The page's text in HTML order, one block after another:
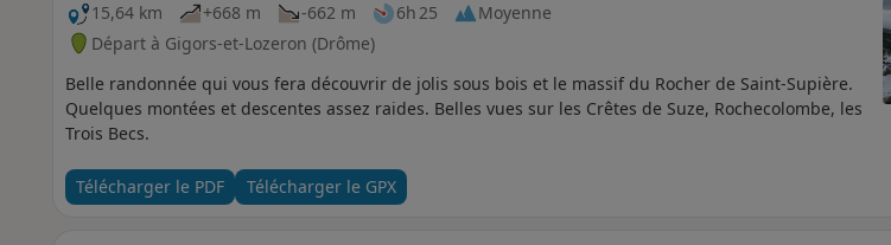
15,64 km
+668 m -662 m 6h 25
Moyenne
Départ à Gigors-et-Lozeron (Drôme)
Belle randonnée qui vous fera découvrir de jolis sous bois et le massif du Rocher de Saint-Supière.
Quelques montées et descentes assez raides. Belles vues sur les Crêtes de Suze, Rochecolombe, les
Trois Becs.
Télécharger le PDF Télécharger le GPX